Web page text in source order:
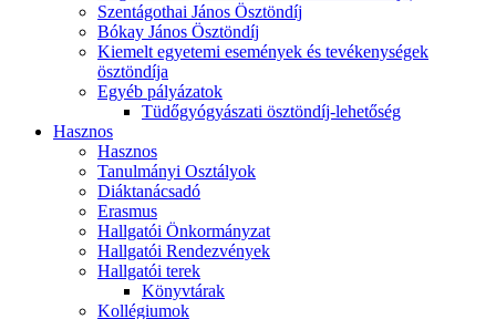
Szentágothai János Ösztöndíj
Bókay János Ösztöndíj
Kiemelt egyetemi események és tevékenységek
ösztöndíja
Egyéb pályázatok
Tüdőgyógyászati ösztöndíj-lehetőség
Hasznos
Hasznos
Tanulmányi Osztályok
Diáktanácsadó
Erasmus
Hallgatói Önkormányzat
Hallgatói Rendezvények
Hallgatói terek
Könyvtárak
Kollégiumok